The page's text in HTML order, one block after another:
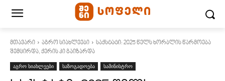
მთავარი აგრო სიახლეები
საქსტატი: 2025 წელს ხორბლის წარმოება
შემცირდა, ქერის კი გაიზარდა
აგრო სიახლეები საზოგადოება სამინისტრო